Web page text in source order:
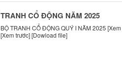
TRANH CỔ ĐỘNG NĂM 2025
BỘ TRANH CỔ ĐỘNG QUÝ I NĂM 2025
[Xem trước] [Dowload file]